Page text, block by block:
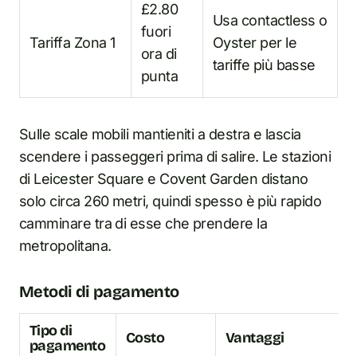
Tariffa Zona 1
£2.80
fuori
ora di
punta
Usa contactless o
Oyster per le
tariffe più basse
Sulle scale mobili mantieniti a destra e lascia
scendere i passeggeri prima di salire. Le stazioni
di Leicester Square e Covent Garden distano
solo circa 260 metri, quindi spesso è più rapido
camminare tra di esse che prendere la
metropolitana.
Metodi di pagamento
Tipo di
pagamento
Costo Vantaggi